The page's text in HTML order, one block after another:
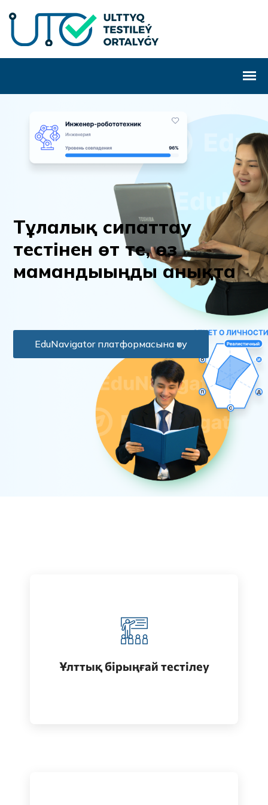
Тұлалық сипаттау
тестінен өт те, өз
мамандыыңды анықта
EduNavigator платформасына өту
Ұлттық бірыңғай тестілеу
Қазақстанда жоғары білім алу
(бакалавриат)
Өту